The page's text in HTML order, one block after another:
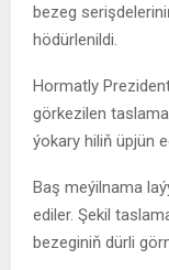
bezeg
hödürlenildi.
Hormatly
görkezilen
ýokary hiliň üpjün
Baş meýilnama
ediler. Şekil
bezeginiň dürli